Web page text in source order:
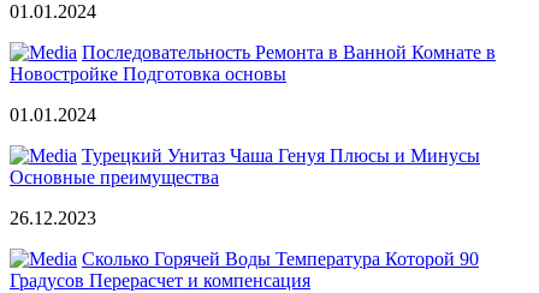
01.01.2024
Последовательность Ремонта в Ванной Комнате в
Новостройке Подготовка основы
01.01.2024
Турецкий Унитаз Чаша Генуя Плюсы и Минусы
Основные преимущества
26.12.2023
Сколько Горячей Воды Температура Которой 90
Градусов Перерасчет и компенсация